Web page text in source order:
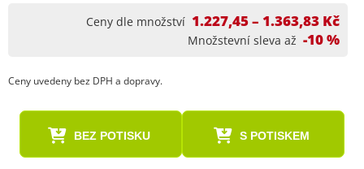
Ceny dle množství 1.227,45 – 1.363,83 Kč
Množstevní sleva až -10 %
Ceny uvedeny bez DPH a dopravy.
BEZ POTISKU S POTISKEM